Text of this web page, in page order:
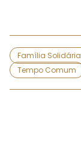
Família Solidária
Tempo Comum